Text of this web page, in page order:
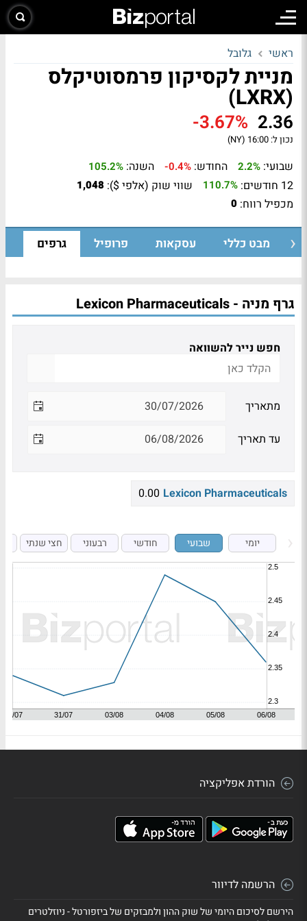
ראשי גלובל
מניית לקסיקון פרמסוטיקלס
(LXRX)
2.36
-3.67%
נכון ל: 16:00 (NY)
שבועי: 2.2% החודש: -0.4% השנה: 105.2%
12 חודשים: 110.7% שווי שוק (אלפי $): 1,048
מכפיל רווח: 0
מבט כללי עסקאות פרופיל גרפים
גרף מניה - Lexicon Pharmaceuticals
חפש נייר להשוואה
מתאריך
עד תאריך
Lexicon Pharmaceuticals
0.00
יומי שבועי חודשי רבעוני חצי שנתי
הורדת אפליקציה
הרשמה לדיוור
הירשם לסיכום היומי של שוק ההון ולמבזקים של ביזפורטל - ניוזלטרים